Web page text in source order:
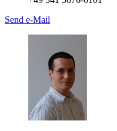
Send e-Mail